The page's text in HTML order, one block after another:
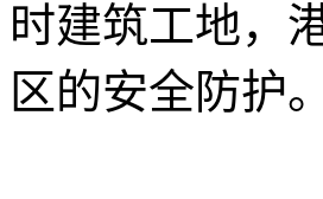
时建筑工地，
区的安全防护。